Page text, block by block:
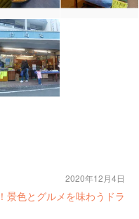
景色とグルメを味わうドラ
2020年12月4日